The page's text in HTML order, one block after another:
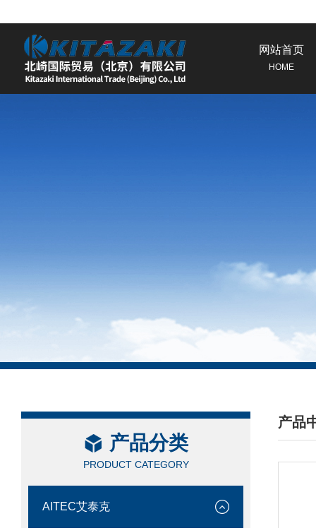
网站首页
HOME
产品分类
PRODUCT CATEGORY
AITEC艾泰克
产品
/